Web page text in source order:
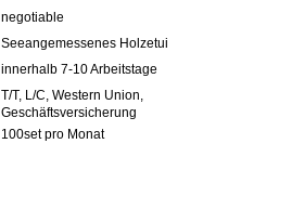
negotiable
Seeangemessenes Holzetui
innerhalb 7-10 Arbeitstage
T/T, L/C, Western Union,
Geschäftsversicherung
100set pro Monat